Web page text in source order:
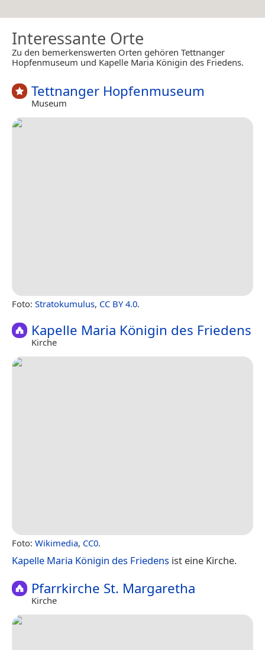
Interessante Orte
Zu den bemerkenswerten Orten gehören Tettnanger
Hopfenmuseum und Kapelle Maria Königin des Friedens.
Tettnanger Hopfenmuseum
Museum
Foto: Stratokumulus, CC BY 4.0.
Kapelle Maria Königin des Friedens
Kirche
Foto: Wikimedia, CC0.
Kapelle Maria Königin des Friedens ist eine Kirche.
Pfarrkirche St. Margaretha
Kirche